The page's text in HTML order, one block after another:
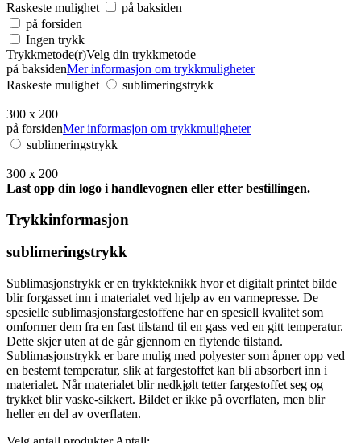
Raskeste mulighet
på baksiden
på forsiden
Ingen trykk
Trykkmetode(r)Velg din trykkmetode
på baksidenMer informasjon om trykkmuligheter
Raskeste mulighet
sublimeringstrykk
300 x 200
på forsidenMer informasjon om trykkmuligheter
sublimeringstrykk
300 x 200
Last opp din logo i handlevognen eller etter bestillingen.
Trykkinformasjon
sublimeringstrykk
Sublimasjonstrykk er en trykkteknikk hvor et digitalt printet bilde
blir forgasset inn i materialet ved hjelp av en varmepresse. De
spesielle sublimasjonsfargestoffene har en spesiell kvalitet som
omformer dem fra en fast tilstand til en gass ved en gitt temperatur.
Dette skjer uten at de går gjennom en flytende tilstand.
Sublimasjonstrykk er bare mulig med polyester som åpner opp ved
en bestemt temperatur, slik at fargestoffet kan bli absorbert inn i
materialet. Når materialet blir nedkjølt tetter fargestoffet seg og
trykket blir vaske-sikkert. Bildet er ikke på overflaten, men blir
heller en del av overflaten.